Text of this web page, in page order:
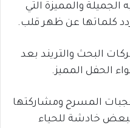
الجميلة والمميزة التي
كلماتها عن ظهر قلب.
البحث والتريند بعد
الحفل المميز.
المسرح ومشاركتها
خادشة للحياء